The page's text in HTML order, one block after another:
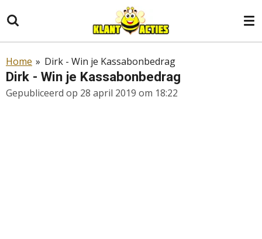
direct
naar
hoofdinhoud
Home » Dirk - Win je Kassabonbedrag
Dirk - Win je Kassabonbedrag
Gepubliceerd op 28 april 2019 om 18:22